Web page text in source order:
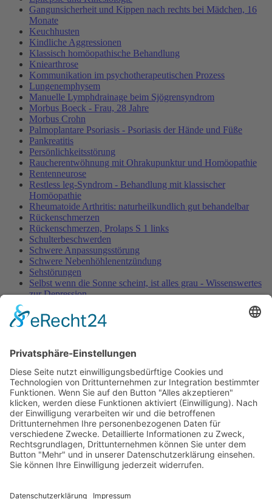
Gangunsicherheit und Kippen nach rechts bei Mädchen, 16
Monate
Keuchhusten
Kindliche Aggressionen
Klassisch homöopathische Behandlung
Kniearthrose
Kommunikation im psychotherapeutischen Prozess
Lungenemphysem
Manuelle Lymphdrainage beim Sjögrensyndrom
Morbus Boeck - Frau, 28 Jahre
Morbus Crohn
Palmoplantare Psoriasis - Psoriasis der Hände und Füße
Pankreatitis
Persönlichkeitsstörung
Raucherentwöhnung mit Ohrakupunktur und Homöopathie
Rentenneurose
Restless leg-Syndrom - Behandlung mit klassischer
Homöopathie
Rheumatoide Arthritis: naturheilkundlich gut behandelbar
Rückenschmerzen
Rückenschmerzen, Prolaps S 1 links
Schulterbeschwerden
Schwere Anpassungsstörung
Schwere Nebenhöhlenentzündung
Sehstörungen
Selbst wenn die Sonne scheint, ist alles grau - Wissenswertes
zur Depression
Tendovaginitis stenosans
Tennisellenbogen
Vertigo - Schwindel nach HWS-Manipulation
Viel zu Fett
Verband Unabhängiger Heilpraktiker e.V.
Diese E-Mail-Adresse ist vor Spambots geschützt! Zur
Anzeige muss JavaScript eingeschaltet sein!
0261-1349 8000
38100 Braunschweig